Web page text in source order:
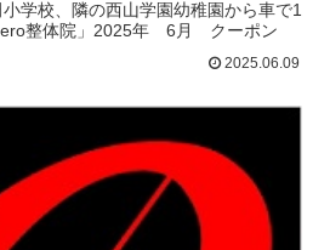
学校、隣の西山学園幼稚園から車で1
整体院」2025年 6月 クーポン
2025.06.09